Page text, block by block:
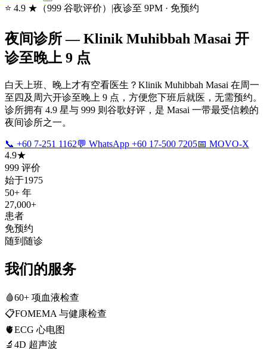
⭐ 4.9 ★（999 谷歌评价） |夜诊至 9PM · 免预约
夜间诊所 — Klinik Muhibbah Masai 开
诊至晚上 9 点
白天上班、晚上才有空看医生？Klinik Muhibbah Masai 在周一
至四及周六开诊至晚上 9 点，方便您下班后就医，无需预约。
诊所拥有 4.9 星与 999 则谷歌好评，是 Masai 一带最受信赖的
夜间诊所之一。
📞 +60 7-251 1162💬 WhatsApp +60 17-500 7205📅 MOVO-X
4.9★
999 评价
始于1975
50+ 年
27,000+
患者
免预约
随到随诊
我们的服务
🩸60+ 项血液检查
📋FOMEMA 与健康检查
🫀ECG 心电图
🔬 4D 超声波